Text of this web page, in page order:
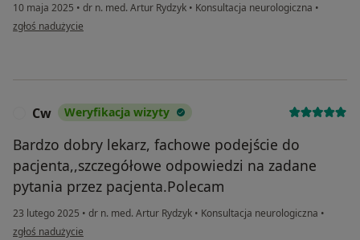
10 maja 2025 • dr n. med. Artur Rydzyk • Konsultacja neurologiczna •
w opinii użytkownika ZG
zgłoś nadużycie
Cw Weryfikacja wizyty
Bardzo dobry lekarz, fachowe podejście do
pacjenta,,szczegółowe odpowiedzi na zadane
pytania przez pacjenta.Polecam
23 lutego 2025 • dr n. med. Artur Rydzyk • Konsultacja neurologiczna •
w opinii użytkownika Cw
zgłoś nadużycie